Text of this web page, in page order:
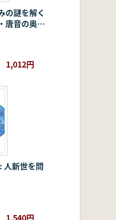
の謎を解く
唐音の奥深
1,012円
人新世を問
1,540円